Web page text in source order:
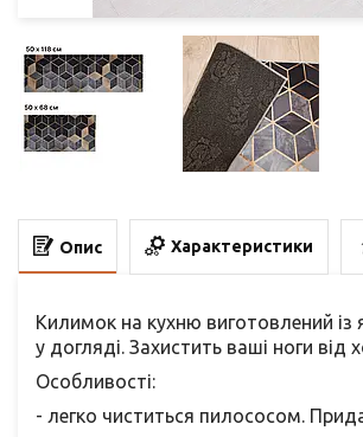
Опис Характеристики
Килимок на кухню виготовлений із
у догляді. Захистить ваші ноги
Особливості:
- легко чиститься пилососом.